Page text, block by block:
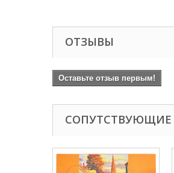
ОТЗЫВЫ
Оставьте отзыв первым!
СОПУТСТВУЮЩИЕ